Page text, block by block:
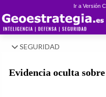
Ir a Versión
SEGURIDAD
Evidencia oculta